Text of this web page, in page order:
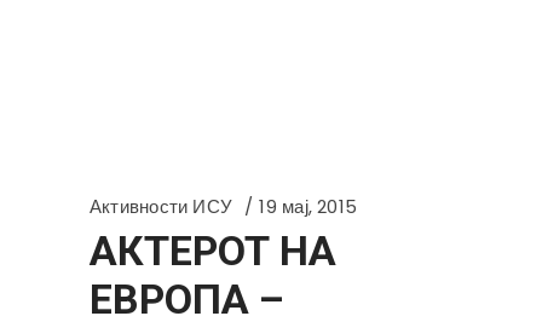
Активности ИСУ 19 мај, 2015
АКТЕРОТ НА
ЕВРОПА –